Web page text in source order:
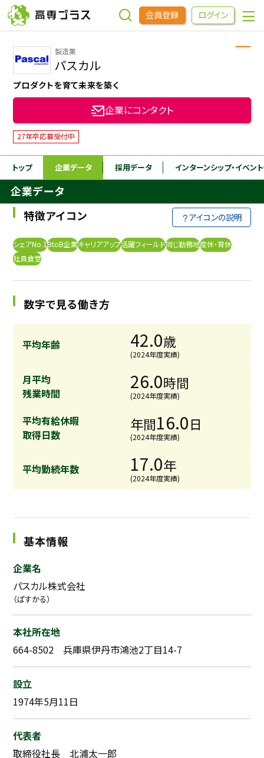
会員登録 ログイン
企業をさがす
進学先をさがす
インターンシップ・イベントをさがす
高専OBOGをさがす
高専プラスセミナー
高専生コミュニティ
めもらす
採用継続中の企業特集
製造業
パスカル
プロダクトを育て未来を築く
企業にコンタクト
27年卒応募受付中
トップ 企業データ 採用データ インターンシップ・イベン
企業データ
特徴アイコン
アイコンの説明
シェアNo.1BtoB企業キャリアアップ活躍フィールド同じ勤務地産休・育休
社員食堂
数字で見る働き方
平均年齢 42.0歳
(2024年度実績)
月平均
残業時間
26.0時間
(2024年度実績)
平均有給休暇
取得日数
年間16.0日
(2024年度実績)
平均勤続年数 17.0年
(2024年度実績)
基本情報
企業名
パスカル株式会社
（ぱすかる）
本社所在地
664-8502 兵庫県伊丹市鴻池2丁目14-7
設立
1974年5月11日
代表者
取締役社長 北浦太一郎